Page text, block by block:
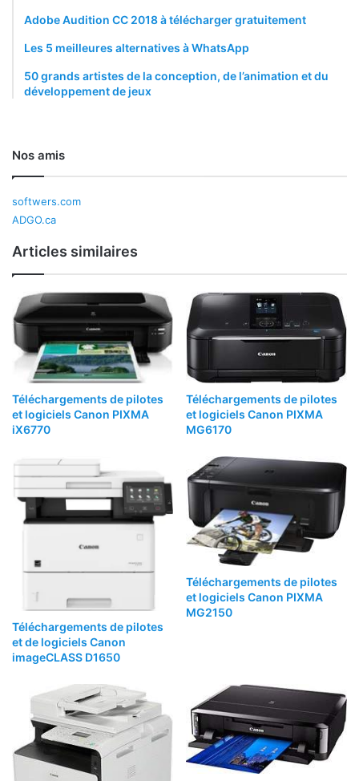
Adobe Audition CC 2018 à télécharger gratuitement
Les 5 meilleures alternatives à WhatsApp
50 grands artistes de la conception, de l’animation et du
développement de jeux
Nos amis
softwers.com
ADGO.ca
Articles similaires
Téléchargements de pilotes
et logiciels Canon PIXMA
iX6770
Téléchargements de pilotes
et logiciels Canon PIXMA
MG6170
Téléchargements de pilotes
et de logiciels Canon
imageCLASS D1650
Téléchargements de pilotes
et logiciels Canon PIXMA
MG2150